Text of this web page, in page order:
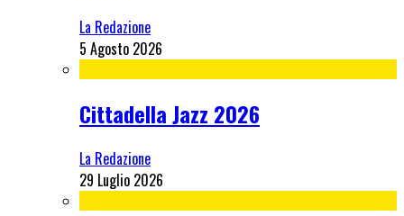
La Redazione
5 Agosto 2026
Cittadella Jazz 2026
La Redazione
29 Luglio 2026